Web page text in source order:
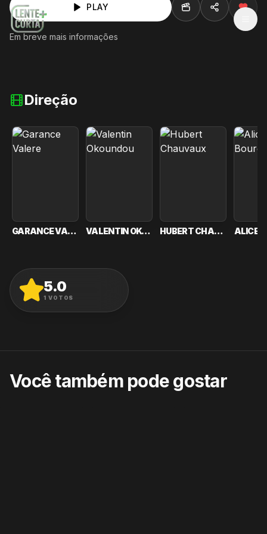
PLAY
Em breve mais informações
Direção
GARANCE VALERE VALENTIN OKOUNDOU HUBERT CHAUVAUX ALICE
5.0
1 VOTOS
Você também pode gostar